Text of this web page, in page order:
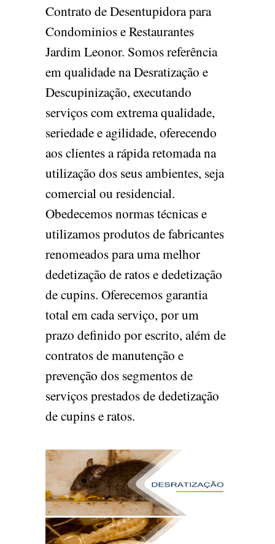
Contrato de Desentupidora para
Condominios e Restaurantes
Jardim Leonor. Somos referência
em qualidade na Desratização e
Descupinização, executando
serviços com extrema qualidade,
seriedade e agilidade, oferecendo
aos clientes a rápida retomada na
utilização dos seus ambientes, seja
comercial ou residencial.
Obedecemos normas técnicas e
utilizamos produtos de fabricantes
renomeados para uma melhor
dedetização de ratos e dedetização
de cupins. Oferecemos garantia
total em cada serviço, por um
prazo definido por escrito, além de
contratos de manutenção e
prevenção dos segmentos de
serviços prestados de dedetização
de cupins e ratos.